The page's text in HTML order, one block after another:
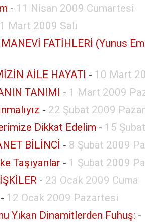
- 11 Nisan 2009 Cumartesi
Mart 2009 Salı
FATİHLERİ (Yunus
AİLE HAYATI - 10 Mart
TANIMI - 1 Mart 2009
- 22 Şubat 2009 Pazar
Dikkat Edelim - 15
BİLİNCİ - 8 Şubat 2009
Taşıyanlar - 1 Şubat 2009
- 23 Ocak 2009 Cuma
- 12 Ocak 2009 Pazartesi
Yıkan Dinamitlerden Fuhuş: -